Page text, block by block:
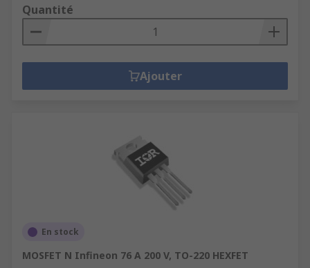
Quantité
Ajouter
En stock
MOSFET N Infineon 76 A 200 V, TO-220 HEXFET